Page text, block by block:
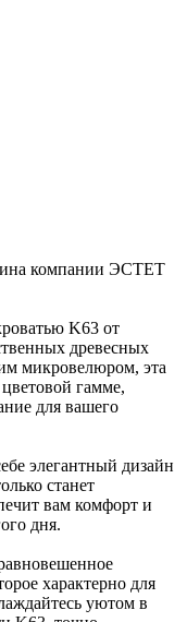
компании ЭСТЕТ
K63 от
древесных
микровелюром, эта
гамме,
для вашего
элегантный дизайн
станет
вам комфорт и
дня.
характерно для
уютом в